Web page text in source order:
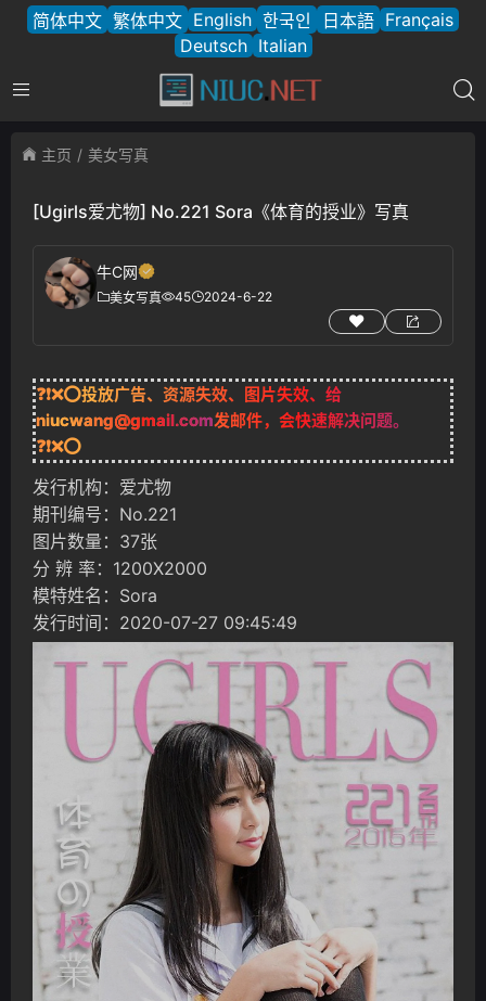
简体中文 繁体中文 English 한국인 日本語 Français
Deutsch Italian
主页 美女写真
[Ugirls爱尤物] No.221 Sora《体育的授业》写真
牛C网
美女写真 45 2024-6-22
❓❗❌⭕投放广告、资源失效、图片失效、给
niucwang@gmail.com发邮件，会快速解决问题。
❓❗❌⭕
发行机构：爱尤物
期刊编号：No.221
图片数量：37张
分 辨 率：1200X2000
模特姓名：Sora
发行时间：2020-07-27 09:45:49